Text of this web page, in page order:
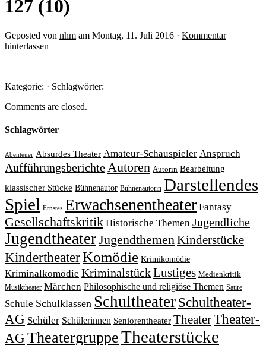
127 (10)
Geposted von nhm am Montag, 11. Juli 2016 · Kommentar
hinterlassen
Kategorie: · Schlagwörter:
Comments are closed.
Schlagwörter
Abenteuer Absurdes Theater Amateur-Schauspieler Anspruch
AufführungsberichteAutoren Autorin Bearbeitung
klassischer Stücke Bühnenautor Bühnenautorin Darstellendes
Spiel Ernstes Erwachsenentheater Fantasy
Gesellschaftskritik Historische Themen Jugendliche
JugendtheaterJugendthemenKinderstücke
KindertheaterKomödie Krimikomödie
Kriminalkomödie KriminalstückLustiges Medienkritik
Musiktheater Märchen Philosophische und religiöse Themen Satire
Schule Schulklassen Schultheater Schultheater-
AG Schüler Schülerinnen Seniorentheater TheaterTheater-
AGTheatergruppeTheaterstücke